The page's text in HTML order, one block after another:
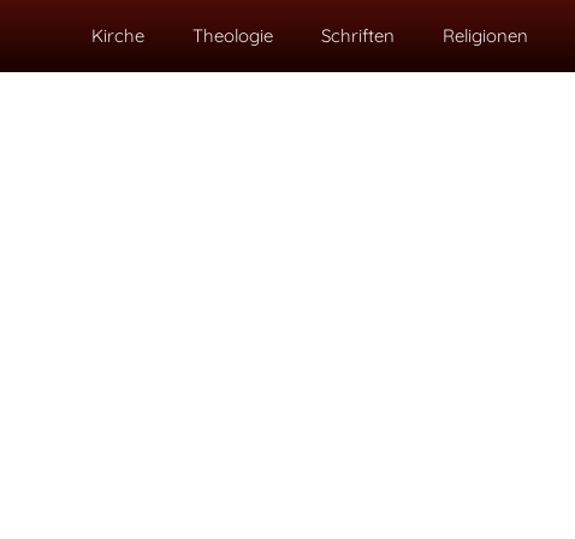
Kirche Theologie Schriften Religionen